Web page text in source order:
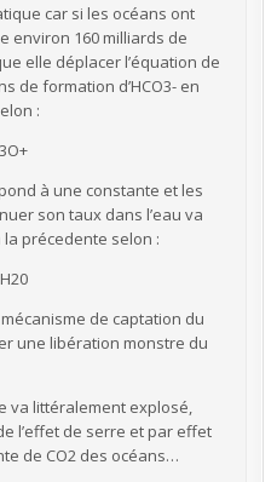
car si les océans ont
environ 160 milliards de
elle déplacer l’équation de
de formation d’HCO3- en
:
à une constante et les
son taux dans l’eau va
précedente selon :
de captation du
une libération monstre du
va littéralement explosé,
l’effet de serre et par effet
de CO2 des océans…